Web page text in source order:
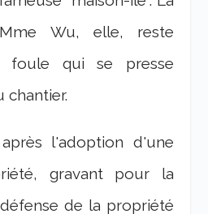
Wu, elle, reste
foule qui se presse
chantier.
l'adoption d'une
gravant pour la
de la propriété